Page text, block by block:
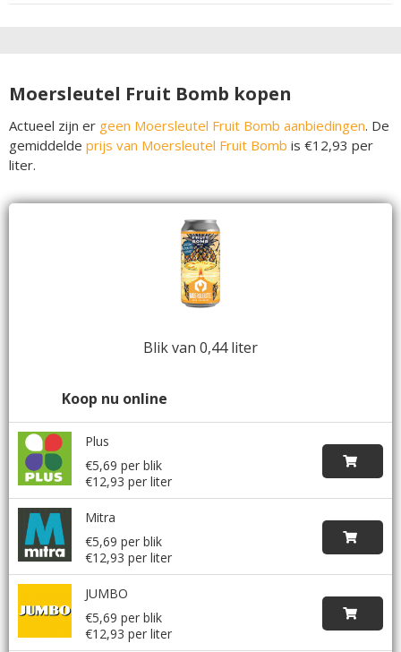
Moersleutel Fruit Bomb kopen
Actueel zijn er geen Moersleutel Fruit Bomb aanbiedingen. De
gemiddelde prijs van Moersleutel Fruit Bomb is €12,93 per
liter.
Blik van 0,44 liter
Koop nu online
Plus
€5,69 per blik
€12,93 per liter
Mitra
€5,69 per blik
€12,93 per liter
JUMBO
€5,69 per blik
€12,93 per liter